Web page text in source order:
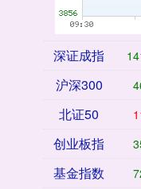
深证成指
沪深300
北证50
创业板指
基金指数